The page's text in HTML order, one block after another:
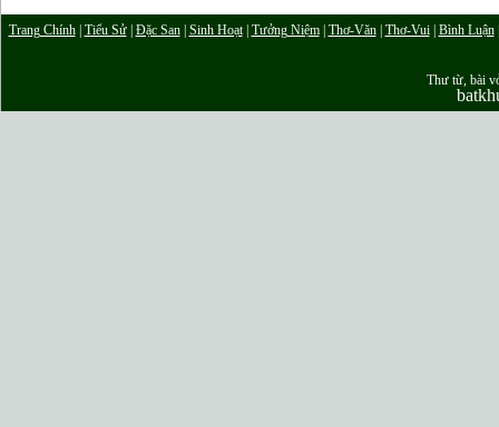
Trang Chính| Tiểu Sử| Đặc San| Sinh Hoạt| Tưởng Niệm| Thơ-Văn| Thơ-Vui| Bình Luận
Thư từ, bài